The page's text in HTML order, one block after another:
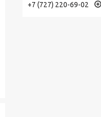
+7 (727) 220-69-02